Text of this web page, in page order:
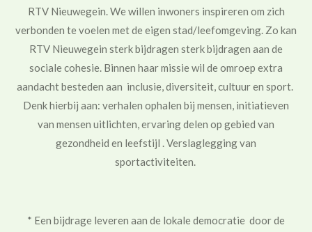
RTV Nieuwegein. We willen inwoners inspireren om zich
verbonden te voelen met de eigen stad/leefomgeving. Zo kan
RTV Nieuwegein sterk bijdragen sterk bijdragen aan de
sociale cohesie. Binnen haar missie wil de omroep extra
aandacht besteden aan inclusie, diversiteit, cultuur en sport.
Denk hierbij aan: verhalen ophalen bij mensen, initiatieven
van mensen uitlichten, ervaring delen op gebied van
gezondheid en leefstijl . Verslaglegging van
sportactiviteiten.
* Een bijdrage leveren aan de lokale democratie door de